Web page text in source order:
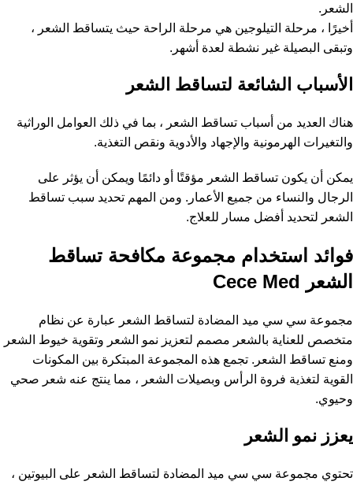
الشعر.
أخيرًا ، مرحلة التيلوجين هي مرحلة الراحة حيث يتساقط الشعر ،
وتبقى البصيلة غير نشطة لعدة أشهر.
الأسباب الشائعة لتساقط الشعر
هناك العديد من أسباب تساقط الشعر ، بما في ذلك العوامل الوراثية
والتغيرات الهرمونية والإجهاد والأدوية ونقص التغذية.
يمكن أن يكون تساقط الشعر مؤقتًا أو دائمًا ويمكن أن يؤثر على
الرجال والنساء من جميع الأعمار. ومن المهم تحديد سبب تساقط
الشعر لتحديد أفضل مسار للعلاج.
فوائد استخدام مجموعة مكافحة تساقط
الشعر Cece Med
مجموعة سي سي ميد المضادة لتساقط الشعر عبارة عن نظام
متخصص للعناية بالشعر مصمم لتعزيز نمو الشعر وتقوية خيوط الشعر
ومنع تساقط الشعر. تجمع هذه المجموعة المبتكرة بين المكونات
القوية لتغذية فروة الرأس وبصيلات الشعر ، مما ينتج عنه شعر صحي
وحيوي.
يعزز نمو الشعر
تحتوي مجموعة سي سي ميد المضادة لتساقط الشعر على البيوتين ،